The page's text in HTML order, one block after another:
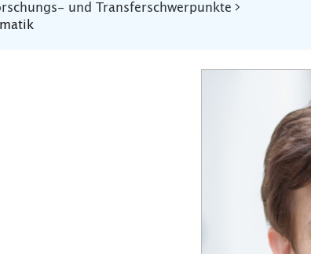
und Transferschwerpunkte